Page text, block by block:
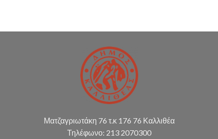
σύνταξη
καταστάσεων
κ.α.)
Ματζαγριωτάκη 76 τ.κ 176 76 Καλλιθέα
Τηλέφωνο: 213 2070300